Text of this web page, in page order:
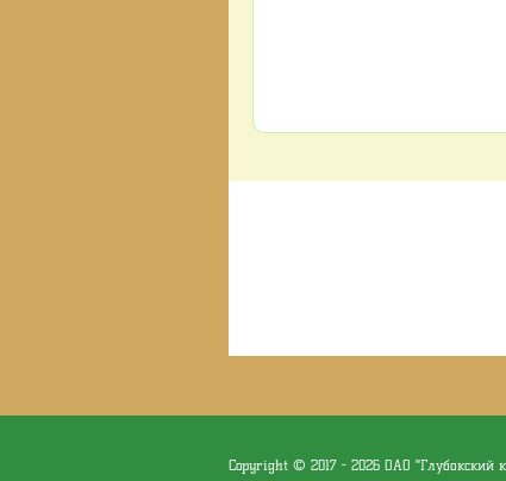
Copyright © 2017 - 2026 ОАО "Глубокский